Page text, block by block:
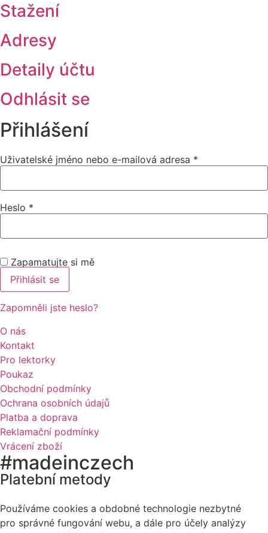
Stažení
Adresy
Detaily účtu
Odhlásit se
Přihlášení
Uživatelské jméno nebo e-mailová adresa *
Heslo *
Zapamatujte si mě
Přihlásit se
Zapomněli jste heslo?
O nás
Kontakt
Pro lektorky
Poukaz
Obchodní podmínky
Ochrana osobních údajů
Platba a doprava
Reklamační podmínky
Vrácení zboží
#madeinczech
Platební metody
Používáme cookies a obdobné technologie nezbytné
pro správné fungování webu, a dále pro účely analýzy